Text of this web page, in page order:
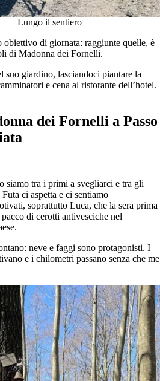
Lungo il sentiero
obiettivo di giornata: raggiunte quelle, è
di Madonna dei Fornelli.
suo giardino, lasciandoci piantare la
e cena al ristorante dell’hotel.
dei Fornelli a Passo
siamo tra i primi a svegliarci e tra gli
ci aspetta e ci sentiamo
soprattutto Luca, che la sera prima
di cerotti antivesciche nel
neve e faggi sono protagonisti. I
e i chilometri passano senza che me